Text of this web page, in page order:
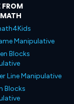
FROM
Manipulative
Blocks
Line Manipulative
Blocks